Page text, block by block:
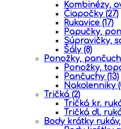
Kombinézy,
Čiapočky (27)
Rukavice (17)
Papučky,
Súpravičky,
Šály (8)
Ponožky,
Ponožky,
Pančuchy (13)
Nakolenniky
Tričká (2)
Tričká kr.
Tričká dl.
Body krátky